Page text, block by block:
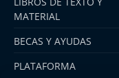
MATERIAL
BECAS Y AYUDAS
PLATAFORMA